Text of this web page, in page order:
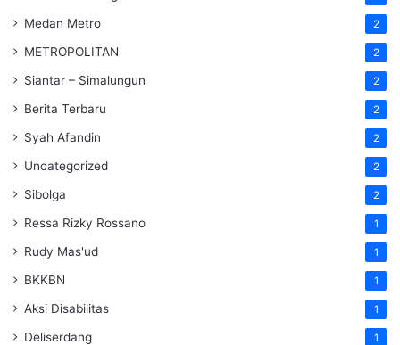
Medan Metro 2
METROPOLITAN 2
Siantar – Simalungun 2
Berita Terbaru 2
Syah Afandin 2
Uncategorized 2
Sibolga 2
Ressa Rizky Rossano 1
Rudy Mas'ud 1
BKKBN 1
Aksi Disabilitas 1
Deliserdang 1